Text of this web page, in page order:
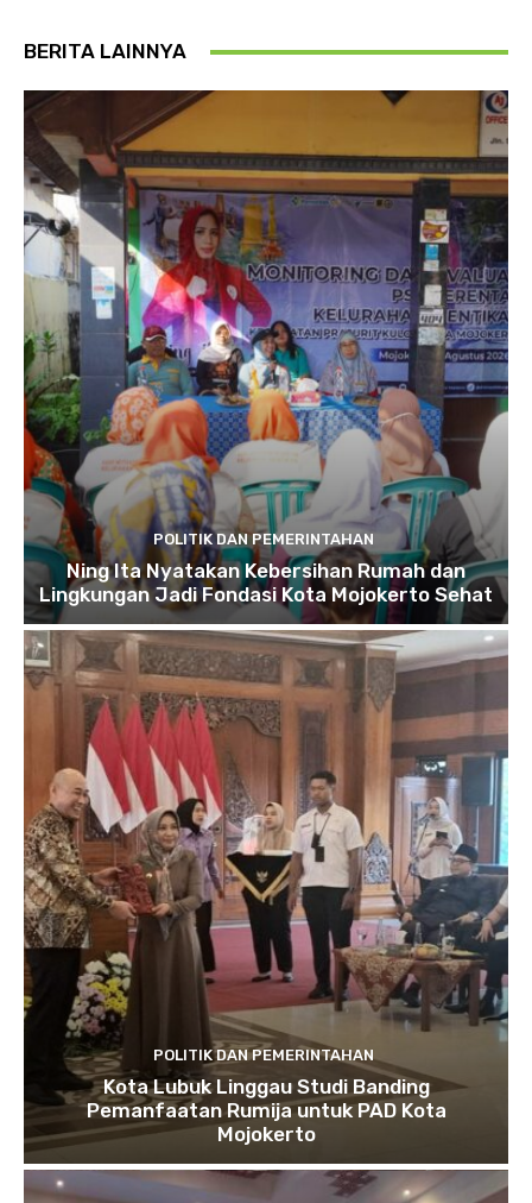
BERITA LAINNYA
POLITIK DAN PEMERINTAHAN
Ning Ita Nyatakan Kebersihan Rumah dan
Lingkungan Jadi Fondasi Kota Mojokerto Sehat
POLITIK DAN PEMERINTAHAN
Kota Lubuk Linggau Studi Banding
Pemanfaatan Rumija untuk PAD Kota
Mojokerto